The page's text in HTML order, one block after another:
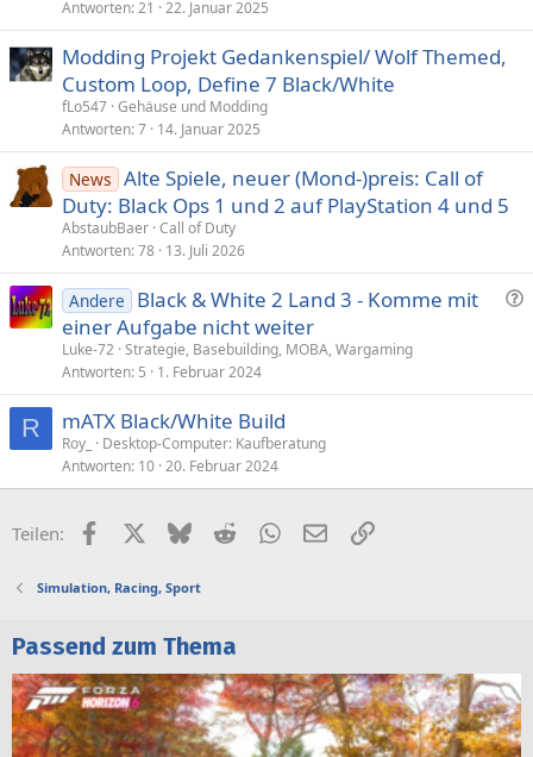
Antworten 21 22. Januar 2025
Modding Projekt Gedankenspiel/ Wolf Themed,
Custom Loop, Define 7 Black/White
fLo547 Gehäuse und Modding
Antworten 7 14. Januar 2025
News Alte Spiele, neuer (Mond-)preis: Call of
Duty: Black Ops 1 und 2 auf PlayStation 4 und 5
AbstaubBaer Call of Duty
Antworten 78 13. Juli 2026
F
e
Andere
Black & White 2 Land 3 - Komme mit
einer Aufgabe nicht weiter
Luke-72 Strategie, Basebuilding, MOBA, Wargaming
Antworten 5 1. Februar 2024
R mATX Black/White Build
Roy_
Desktop-Computer: Kaufberatung
Antworten 10 20. Februar 2024
Teilen: FacebookX (Twitter)
BlueskyRedditWhatsApp
E-MailLink
Simulation, Racing, Sport
Passend zum Thema